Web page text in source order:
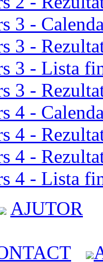
3 -
3 -
3 - Lista
3 -
4 -
4 -
4 -
4 - Lista
AJUTOR